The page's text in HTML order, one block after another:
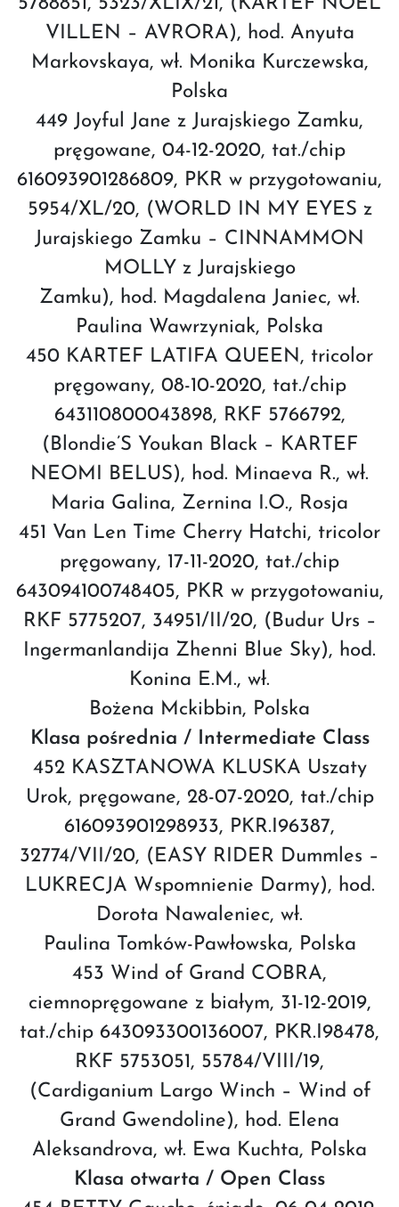
VILLEN – AVRORA), hod. Anyuta
Markovskaya, wł. Monika Kurczewska,
Polska
449 Joyful Jane z Jurajskiego Zamku,
pręgowane, 04-12-2020, tat./chip
616093901286809, PKR w przygotowaniu,
5954/XL/20, (WORLD IN MY EYES z
Jurajskiego Zamku – CINNAMMON
MOLLY z Jurajskiego
Zamku), hod. Magdalena Janiec, wł.
Paulina Wawrzyniak, Polska
450 KARTEF LATIFA QUEEN, tricolor
pręgowany, 08-10-2020, tat./chip
643110800043898, RKF 5766792,
(Blondie’S Youkan Black – KARTEF
NEOMI BELUS), hod. Minaeva R., wł.
Maria Galina, Zernina I.O., Rosja
451 Van Len Time Cherry Hatchi, tricolor
pręgowany, 17-11-2020, tat./chip
643094100748405, PKR w przygotowaniu,
RKF 5775207, 34951/II/20, (Budur Urs –
Ingermanlandija Zhenni Blue Sky), hod.
Konina E.M., wł.
Bożena Mckibbin, Polska
Klasa pośrednia / Intermediate Class
452 KASZTANOWA KLUSKA Uszaty
Urok, pręgowane, 28-07-2020, tat./chip
616093901298933, PKR.I96387,
32774/VII/20, (EASY RIDER Dummles –
LUKRECJA Wspomnienie Darmy), hod.
Dorota Nawaleniec, wł.
Paulina Tomków-Pawłowska, Polska
453 Wind of Grand COBRA,
ciemnopręgowane z białym, 31-12-2019,
tat./chip 643093300136007, PKR.I98478,
RKF 5753051, 55784/VIII/19,
(Cardiganium Largo Winch – Wind of
Grand Gwendoline), hod. Elena
Aleksandrova, wł. Ewa Kuchta, Polska
Klasa otwarta / Open Class